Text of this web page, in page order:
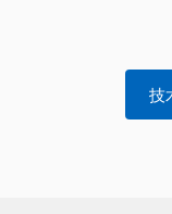
技